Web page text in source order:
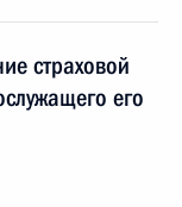
страховой
его